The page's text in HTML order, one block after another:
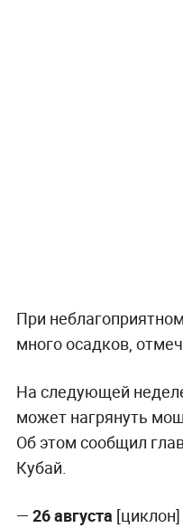
При
много осадков,
На следующей
может нагрянуть
Об этом сообщил
Кубай.
— 26 августа [циклон]